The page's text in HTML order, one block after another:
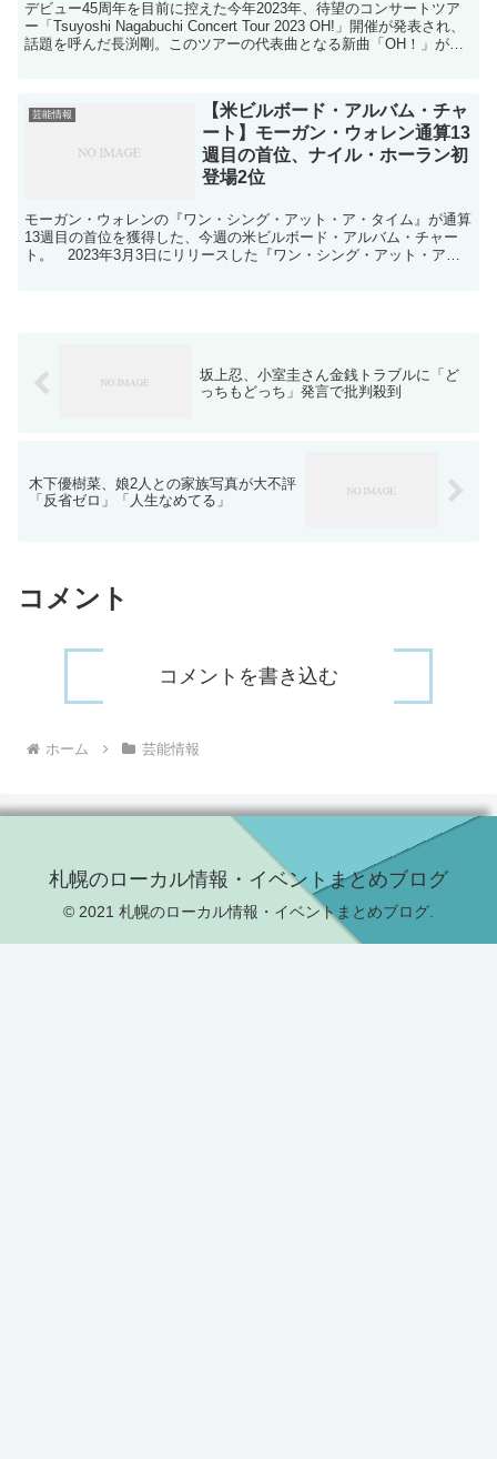
デビュー45周年を目前に控えた今年2023年、待望のコンサートツア
ー「Tsuyoshi Nagabuchi Concert Tour 2023 OH!」開催が発表され、
話題を呼んだ長渕剛。このツアーの代表曲となる新曲「OH！」が完
芸能情報
【米ビルボード・アルバム・チャ
ート】モーガン・ウォレン通算13
週目の首位、ナイル・ホーラン初
登場2位
モーガン・ウォレンの『ワン・シング・アット・ア・タイム』が通算
13週目の首位を獲得した、今週の米ビルボード・アルバム・チャー
ト。 2023年3月3日にリリースした『ワン・シング・アット・ア・
坂上忍、小室圭さん金銭トラブルに「ど
っちもどっち」発言で批判殺到
木下優樹菜、娘2人との家族写真が大不評
「反省ゼロ」「人生なめてる」
コメント
コメントを書き込む
ホーム 芸能情報
札幌のローカル情報・イベントまとめブログ
© 2021 札幌のローカル情報・イベントまとめブログ.